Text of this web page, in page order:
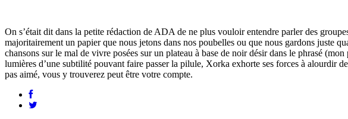
On s’était dit dans la petite rédaction de ADA de ne plus vouloir entendre parler des
majoritairement un papier que nous jetons dans nos poubelles ou que nous gardons juste
chansons sur le mal de vivre posées sur un plateau à base de noir désir dans le phrasé
lumières d’une subtilité pouvant faire passer la pilule, Xorka exhorte ses forces à alourdir
pas aimé, vous y trouverez peut être votre compte.